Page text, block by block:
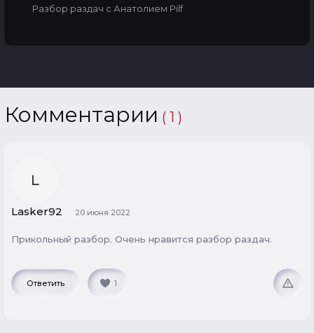
Разбор раздач с Анатолием Pilf
Комментарии ( 1 )
L
Lasker92 20 июня 2022
Прикольный разбор. Очень нравится разбор раздач.
Ответить 1